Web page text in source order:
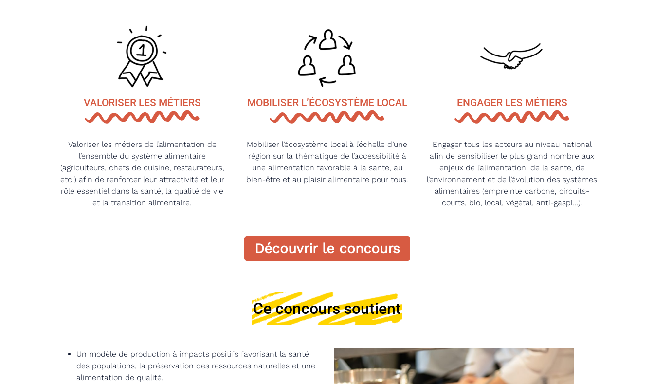
VALORISER LES MÉTIERS
Valoriser les métiers de l’alimentation de
l’ensemble du système alimentaire
(agriculteurs, chefs de cuisine, restaurateurs,
etc.) afin de renforcer leur attractivité et leur
rôle essentiel dans la santé, la qualité de vie
et la transition alimentaire.
MOBILISER L’ÉCOSYSTÈME LOCAL
Mobiliser l’écosystème local à l’échelle d’une
région sur la thématique de l’accessibilité à
une alimentation favorable à la santé, au
bien-être et au plaisir alimentaire pour tous.
ENGAGER LES MÉTIERS
Engager tous les acteurs au niveau national
afin de sensibiliser le plus grand nombre aux
enjeux de l’alimentation, de la santé, de
l’environnement et de l’évolution des systèmes
alimentaires (empreinte carbone, circuits-
courts, bio, local, végétal, anti-gaspi…).
Découvrir le concours
Ce concours soutient
Un modèle de production à impacts positifs favorisant la santé
des populations, la préservation des ressources naturelles et une
alimentation de qualité.